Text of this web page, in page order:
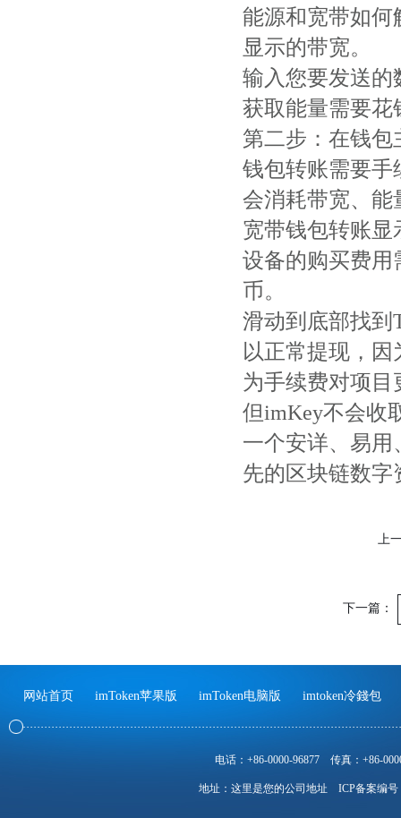
能源和宽带如何
显示的带宽。
输入您要发送的
获取能量需要花
第二步：在钱
钱包转账需要手
会消耗带宽、能
宽带钱包转账显
设备的购买费用
币。
滑动到底部找到
以正常提现，
为手续费对项
但imKey不会收
一个安详、易用
先的区块链数
上
下一篇：
网站首页 imToken苹果版 imToken电脑版 imtoken冷錢包
电话：+86-0000-96877 传真：+86-
地址：这里是您的公司地址 ICP备案编号